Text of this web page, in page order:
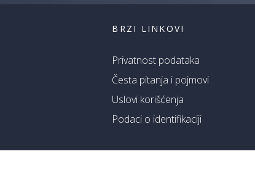
BRZI LINKOVI
Privatnost podataka
Česta pitanja i pojmovi
Uslovi korišćenja
Podaci o identifikaciji